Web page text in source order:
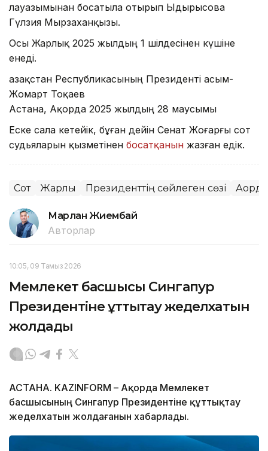
лауазымынан босатыла отырып Ыдырысова
Гүлзия Мырзаханқызы.
Осы Жарлық 2025 жылдың 1 шілдесінен күшіне
енеді.
Қазақстан Республикасының Президенті Қасым-
Жомарт Тоқаев
Астана, Ақорда 2025 жылдың 28 маусымы
Еске сала кетейік, бұған дейін Сенат Жоғарғы сот
судьяларын қызметінен босатқанын жазған едік.
Сот Жарлық Президенттің сөйлеген сөзі Ақорда
Марлан Жиембай
Авторлар
10:05, 09 Тамыз 2026
Мемлекет басшысы Сингапур
Президентіне құттықтау жеделхатын
жолдады
АСТАНА. KAZINFORM – Ақорда Мемлекет
басшысының Сингапур Президентіне құттықтау
жеделхатын жолдағанын хабарлады.